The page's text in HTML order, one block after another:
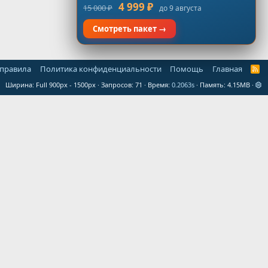
Политика конфиденциальности Помощь Главная
R
S
Ширина Запросов 71 Время 0.2063s Память 4.15MB
15 000 ₽ 4 999 ₽ до 9 августа
Смотреть пакет →